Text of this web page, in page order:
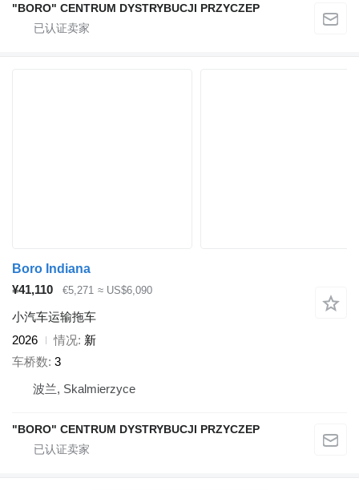
"BORO" CENTRUM DYSTRYBUCJI PRZYCZEP
Boro Indiana
¥41,110
€5,271 ≈ US$6,090
小汽车运输拖车
2026
情况 新
车桥数 3
波兰, Skalmierzyce
"BORO" CENTRUM DYSTRYBUCJI PRZYCZEP